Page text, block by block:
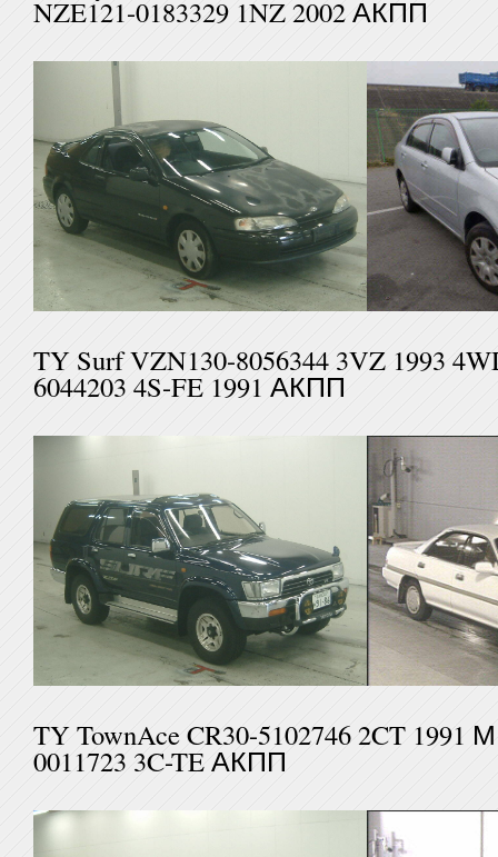
NZE121-0183329 1NZ 2002 АКПП
TY Surf VZN130-8056344
6044203 4S-FE 1991 АКПП
TY TownAce CR30-5102746 2CT
0011723 3C-TE АКПП